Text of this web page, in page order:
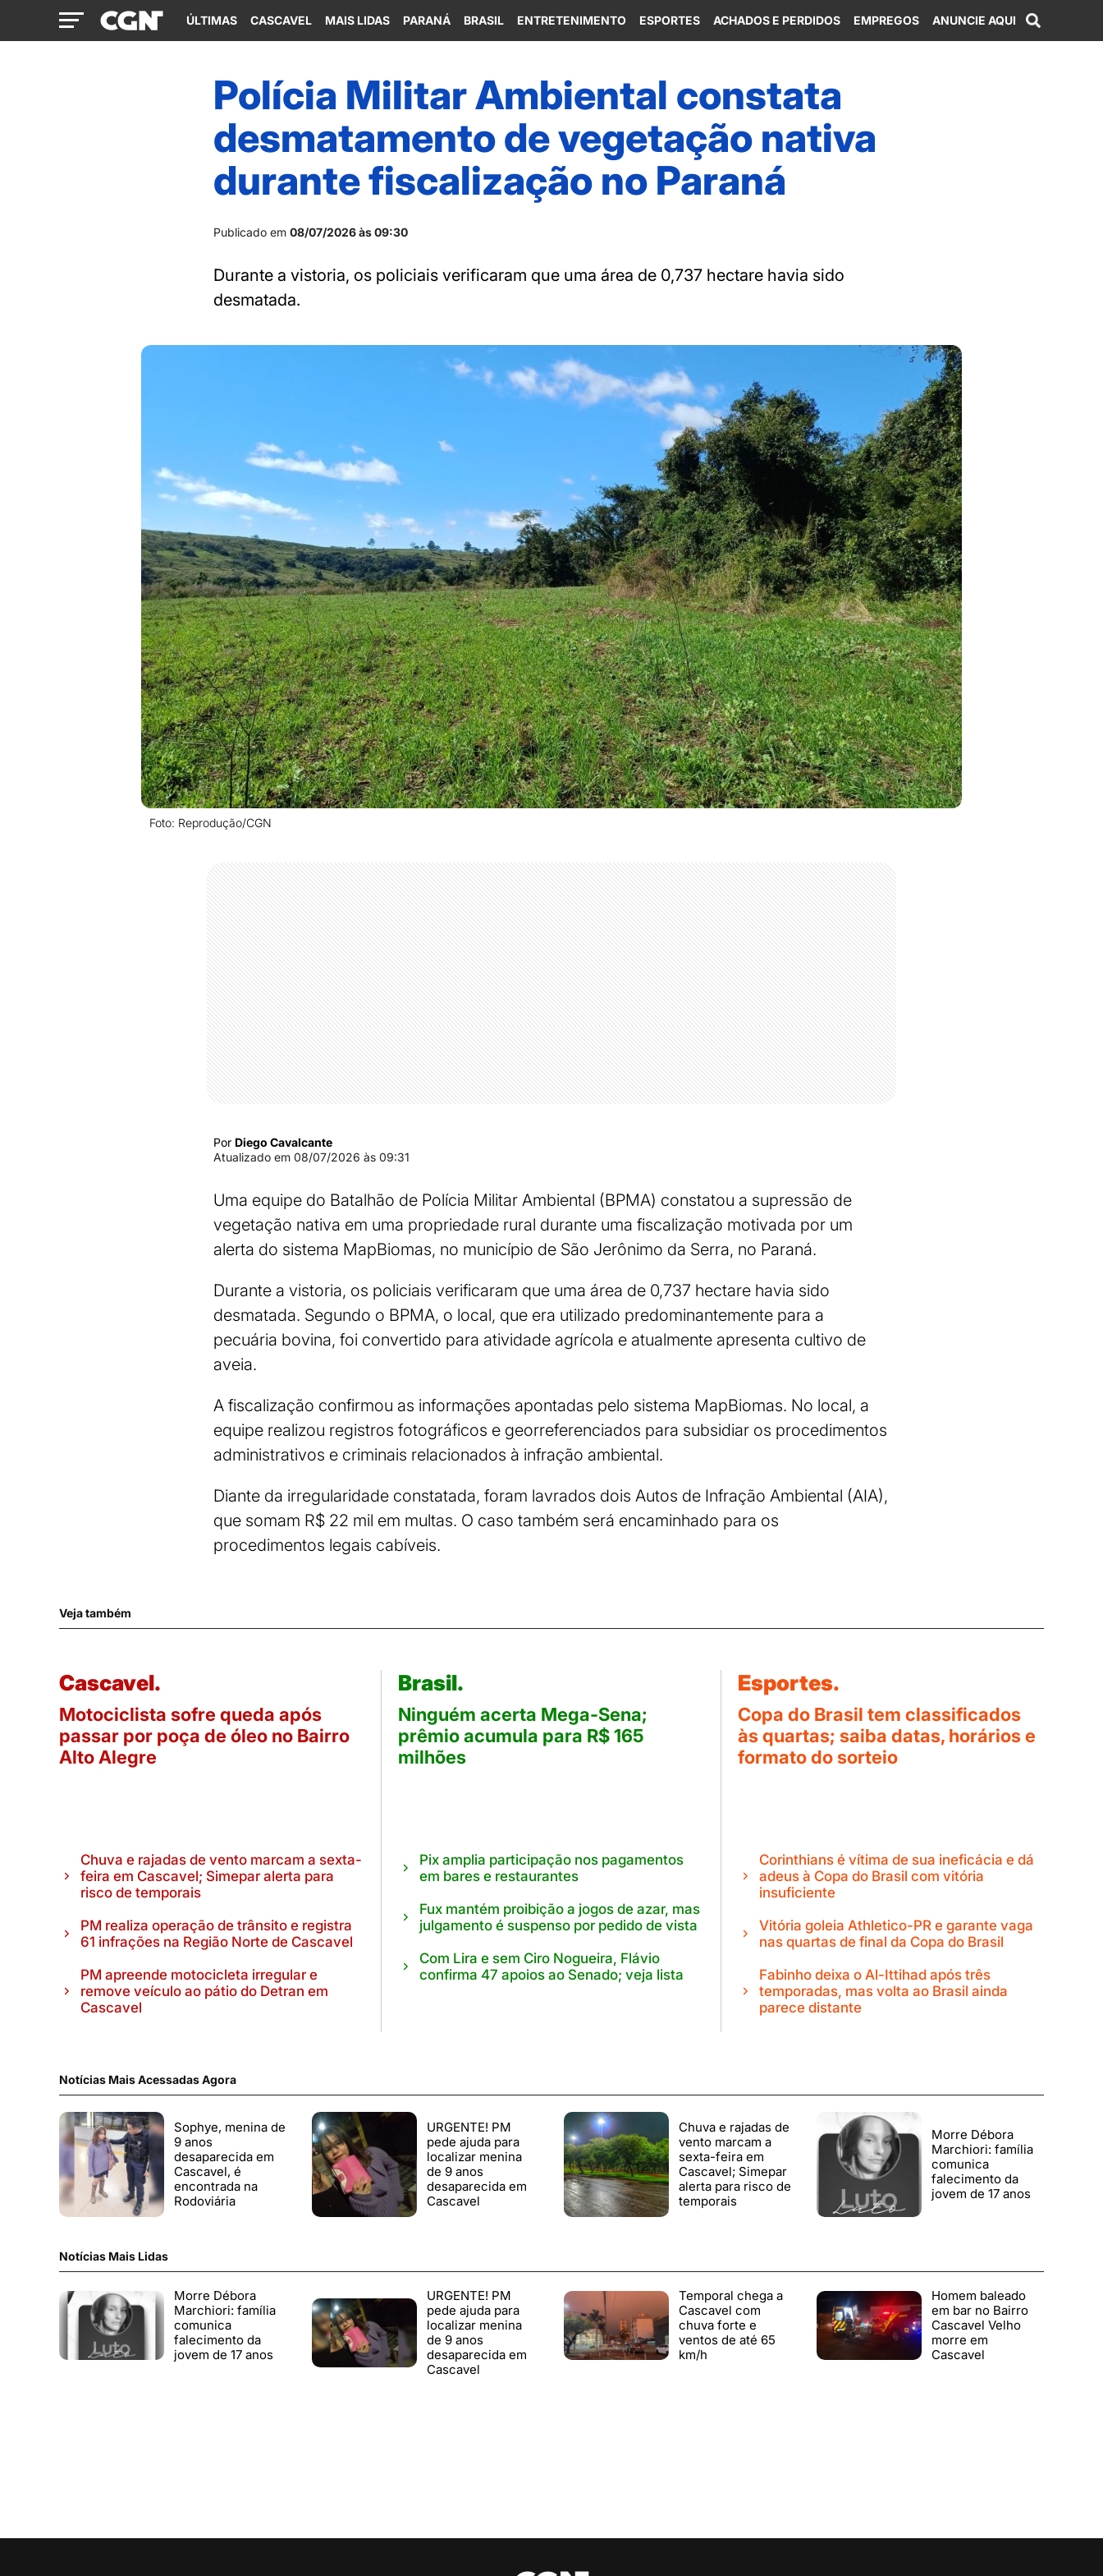
ÚLTIMAS CASCAVEL MAIS LIDAS PARANÁ BRASIL ENTRETENIMENTO ESPORTES ACHADOS E PERDIDOS EMPREGOS ANUNCIE AQUI
Polícia Militar Ambiental constata
desmatamento de vegetação nativa
durante fiscalização no Paraná
Publicado em 08/07/2026 às 09:30
Durante a vistoria, os policiais verificaram que uma área de 0,737 hectare havia sido
desmatada.
Foto: Reprodução/CGN
Por Diego Cavalcante
Atualizado em 08/07/2026 às 09:31
Uma equipe do Batalhão de Polícia Militar Ambiental (BPMA) constatou a supressão de
vegetação nativa em uma propriedade rural durante uma fiscalização motivada por um
alerta do sistema MapBiomas, no município de São Jerônimo da Serra, no Paraná.
Durante a vistoria, os policiais verificaram que uma área de 0,737 hectare havia sido
desmatada. Segundo o BPMA, o local, que era utilizado predominantemente para a
pecuária bovina, foi convertido para atividade agrícola e atualmente apresenta cultivo de
aveia.
A fiscalização confirmou as informações apontadas pelo sistema MapBiomas. No local, a
equipe realizou registros fotográficos e georreferenciados para subsidiar os procedimentos
administrativos e criminais relacionados à infração ambiental.
Diante da irregularidade constatada, foram lavrados dois Autos de Infração Ambiental (AIA),
que somam R$ 22 mil em multas. O caso também será encaminhado para os
procedimentos legais cabíveis.
Veja também
Cascavel.
Motociclista sofre queda após
passar por poça de óleo no Bairro
Alto Alegre
Chuva e rajadas de vento marcam a sexta-
feira em Cascavel; Simepar alerta para
risco de temporais
PM realiza operação de trânsito e registra
61 infrações na Região Norte de Cascavel
PM apreende motocicleta irregular e
remove veículo ao pátio do Detran em
Cascavel
Brasil.
Ninguém acerta Mega-Sena;
prêmio acumula para R$ 165
milhões
Pix amplia participação nos pagamentos
em bares e restaurantes
Fux mantém proibição a jogos de azar, mas
julgamento é suspenso por pedido de vista
Com Lira e sem Ciro Nogueira, Flávio
confirma 47 apoios ao Senado; veja lista
Esportes.
Copa do Brasil tem classificados
às quartas; saiba datas, horários e
formato do sorteio
Corinthians é vítima de sua ineficácia e dá
adeus à Copa do Brasil com vitória
insuficiente
Vitória goleia Athletico-PR e garante vaga
nas quartas de final da Copa do Brasil
Fabinho deixa o Al-Ittihad após três
temporadas, mas volta ao Brasil ainda
parece distante
Notícias Mais Acessadas Agora
Sophye, menina de
9 anos
desaparecida em
Cascavel, é
encontrada na
Rodoviária
URGENTE! PM
pede ajuda para
localizar menina
de 9 anos
desaparecida em
Cascavel
Chuva e rajadas de
vento marcam a
sexta-feira em
Cascavel; Simepar
alerta para risco de
temporais
Morre Débora
Marchiori: família
comunica
falecimento da
jovem de 17 anos
Notícias Mais Lidas
Morre Débora
Marchiori: família
comunica
falecimento da
jovem de 17 anos
URGENTE! PM
pede ajuda para
localizar menina
de 9 anos
desaparecida em
Cascavel
Temporal chega a
Cascavel com
chuva forte e
ventos de até 65
km/h
Homem baleado
em bar no Bairro
Cascavel Velho
morre em
Cascavel